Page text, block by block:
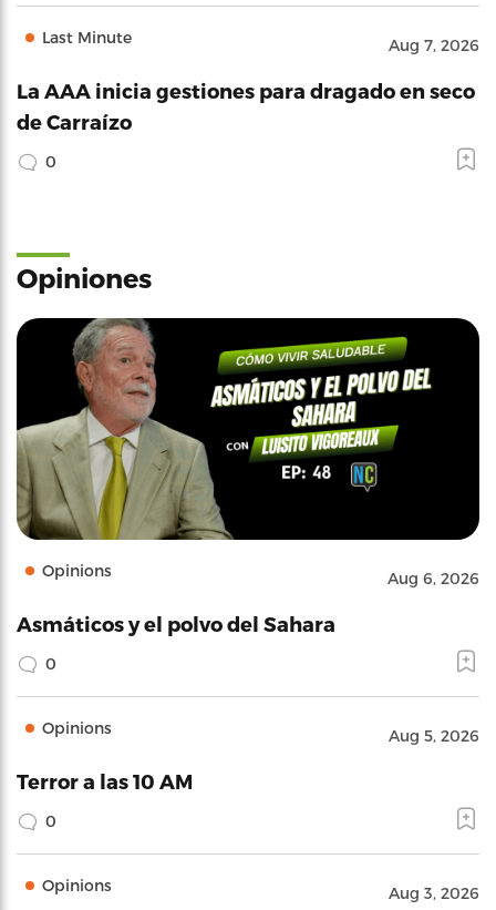
Last Minute Aug 7, 2026
La AAA inicia gestiones para dragado en seco
de Carraízo
0
Opiniones
Opinions Aug 6, 2026
Asmáticos y el polvo del Sahara
0
Opinions Aug 5, 2026
Terror a las 10 AM
0
Opinions Aug 3, 2026